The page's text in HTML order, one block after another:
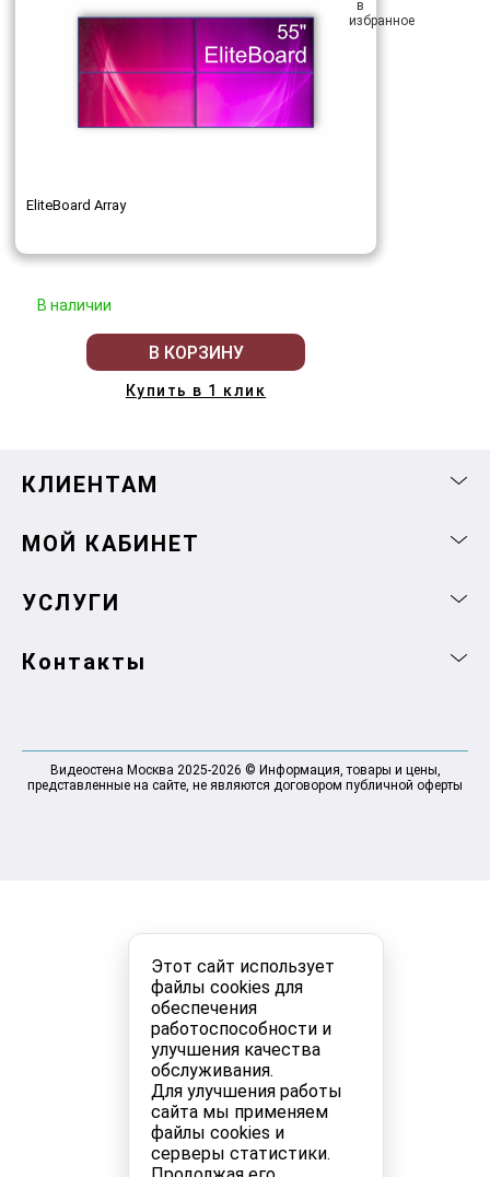
Этот сайт использует
файлы cookies для
обеспечения
работоспособности и
улучшения качества
обслуживания.
Для улучшения работы
сайта мы применяем
файлы cookies и
серверы статистики.
EliteBoard Array
В наличии
В КОРЗИНУ
Купить в 1 клик
КЛИЕНТАМ
МОЙ КАБИНЕТ
УСЛУГИ
Контакты
Видеостена Москва 2025-2026 © Информация, товары и цены,
представленные на сайте, не являются договором публичной оферты